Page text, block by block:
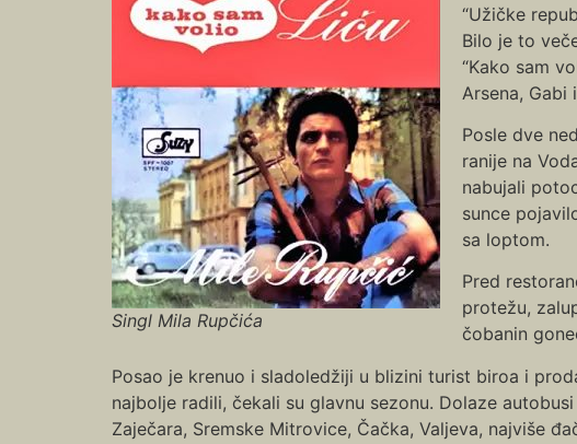
Singl Mila Rupčića
“Užičke
Bilo je to
“Kako sam
Arsena, Gabi
Posle dve
ranije na
nabujali
sunce
sa loptom.
Pred
protežu,
čobanin
Posao je krenuo i sladoledžiji u blizini turist biroa i
najbolje radili, čekali su glavnu sezonu. Dolaze
Zaječara, Sremske Mitrovice, Čačka, Valjeva, najviše